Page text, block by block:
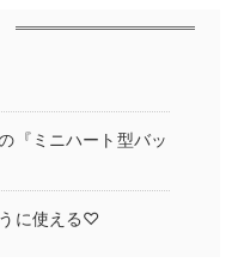
『ミニハート型バッ
に使える♡